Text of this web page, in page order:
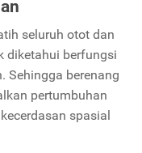
seluruh otot dan
diketahui berfungsi
Sehingga berenang
pertumbuhan
spasial